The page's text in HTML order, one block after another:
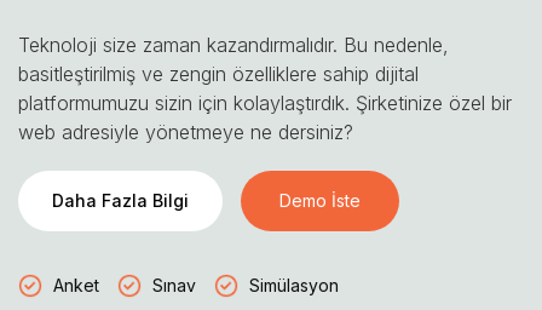
Teknoloji size zaman kazandırmalıdır. Bu nedenle,
basitleştirilmiş ve zengin özelliklere sahip dijital
platformumuzu sizin için kolaylaştırdık. Şirketinize özel bir
web adresiyle yönetmeye ne dersiniz?
Daha Fazla Bilgi Demo İste
Anket Sınav
Simülasyon